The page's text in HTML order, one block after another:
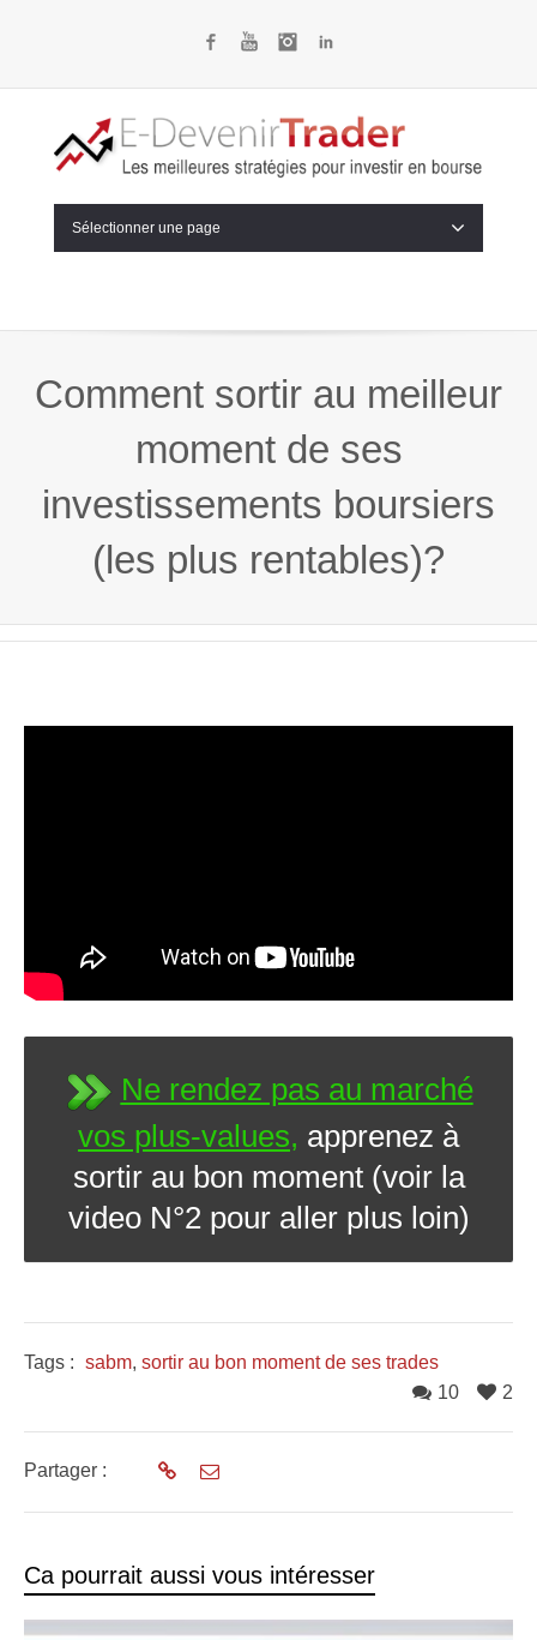
FacebookYouTubeInstagram
Sélectionner une page
Comment sortir au meilleur
moment de ses
investissements boursiers
(les plus rentables)?
Ne rendez pas au marché
vos plus-values, apprenez à
sortir au bon moment (voir la
video N°2 pour aller plus loin)
Tags : sabm, sortir au bon moment de ses trades
2
10
Partager :
Ca pourrait aussi vous intéresser